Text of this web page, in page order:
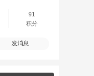
91
积分
发消息